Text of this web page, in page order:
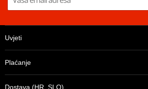
Uvjeti
Plaćanje
Dostava (HR, SLO)